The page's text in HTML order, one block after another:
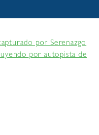
por Serenazgo
por autopista de